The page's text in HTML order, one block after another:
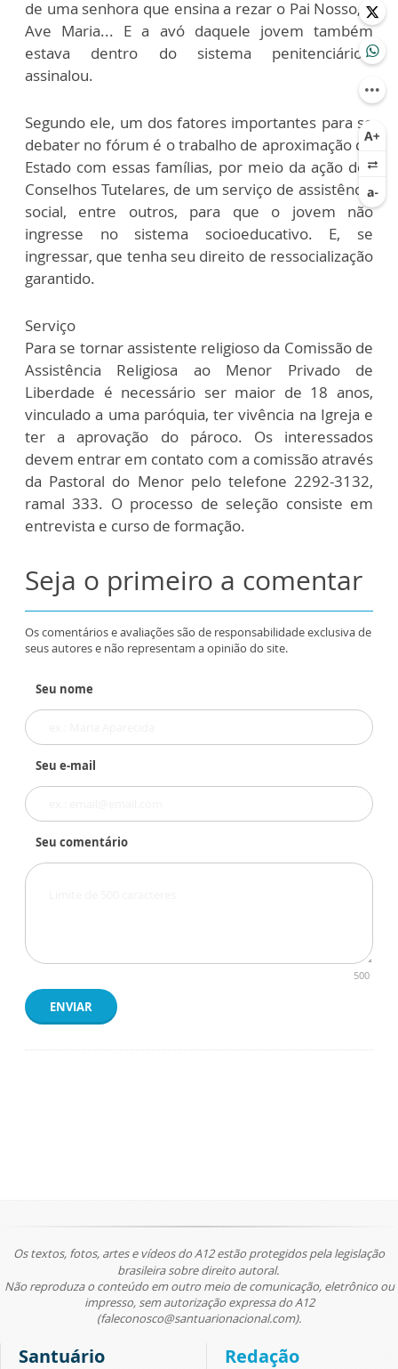
de uma senhora que ensina a rezar o Pai Nosso, a
Ave Maria... E a avó daquele jovem também
estava dentro do sistema penitenciário”,
assinalou.
Segundo ele, um dos fatores importantes para se
debater no fórum é o trabalho de aproximação do
Estado com essas famílias, por meio da ação dos
Conselhos Tutelares, de um serviço de assistência
social, entre outros, para que o jovem não
ingresse no sistema socioeducativo. E, se
ingressar, que tenha seu direito de ressocialização
garantido.
Serviço
Para se tornar assistente religioso da Comissão de
Assistência Religiosa ao Menor Privado de
Liberdade é necessário ser maior de 18 anos,
vinculado a uma paróquia, ter vivência na Igreja e
ter a aprovação do pároco. Os interessados
devem entrar em contato com a comissão através
da Pastoral do Menor pelo telefone 2292-3132,
ramal 333. O processo de seleção consiste em
entrevista e curso de formação.
Seja o primeiro a comentar
Os comentários e avaliações são de responsabilidade exclusiva de
seus autores e não representam a opinião do site.
Seu nome
Seu e-mail
Seu comentário
500
ENVIAR
Os textos, fotos, artes e vídeos do A12 estão protegidos pela legislação
brasileira sobre direito autoral.
Não reproduza o conteúdo em outro meio de comunicação, eletrônico ou
impresso, sem autorização expressa do A12
(faleconosco@santuarionacional.com).
Santuário Redação